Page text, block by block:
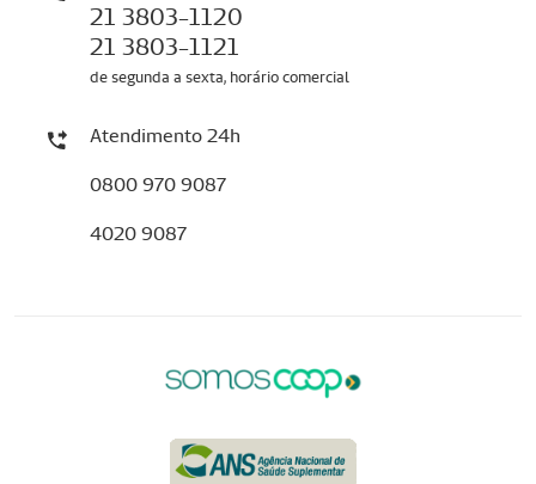
21 3803-1120
21 3803-1121
de segunda a sexta, horário comercial
Atendimento 24h
0800 970 9087
4020 9087